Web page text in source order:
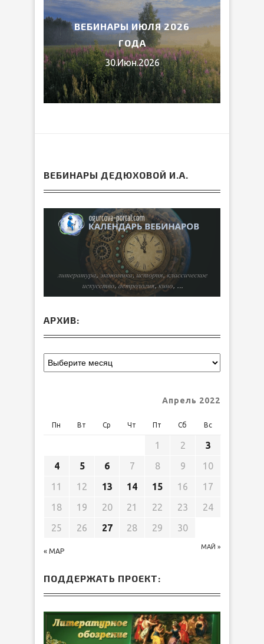
ВЕБИНАРЫ ИЮЛЯ 2026
ГОДА
30.Июн.2026
ВЕБИНАРЫ ДЕДЮХОВОЙ И.А.
АРХИВ:
Апрель 2022
Пн Вт Ср Чт Пт Сб Вс
« МАР
МАЙ »
1 2
3
4
5 6 7 8 9
10
11
12 13 14 15 16
17
18
19 20 21 22 23
24
25
26 27 28 29 30
ПОДДЕРЖАТЬ ПРОЕКТ: